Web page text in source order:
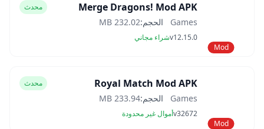
Mod
Merge Dragons! Mod APK محدث
Games الحجم:232.02 MB
v12.15.0شراء مجاني
Mod
Royal Match Mod APK محدث
Games الحجم:233.94 MB
v32672أموال غير محدودة